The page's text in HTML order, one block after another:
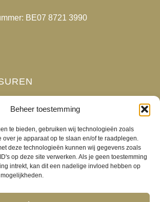
Beheer toestemming
te bieden, gebruiken wij technologieën zoals
over je apparaat op te slaan en/of te raadplegen.
deze technologieën kunnen wij gegevens zoals
op deze site verwerken. Als je geen toestemming
intrekt, kan dit een nadelige invloed hebben op
BE07 8721 3990
Gesloten
10:00 - 18:00
10:00 - 18:00
10:00 - 18:00
10:00 - 17:00
Gesloten